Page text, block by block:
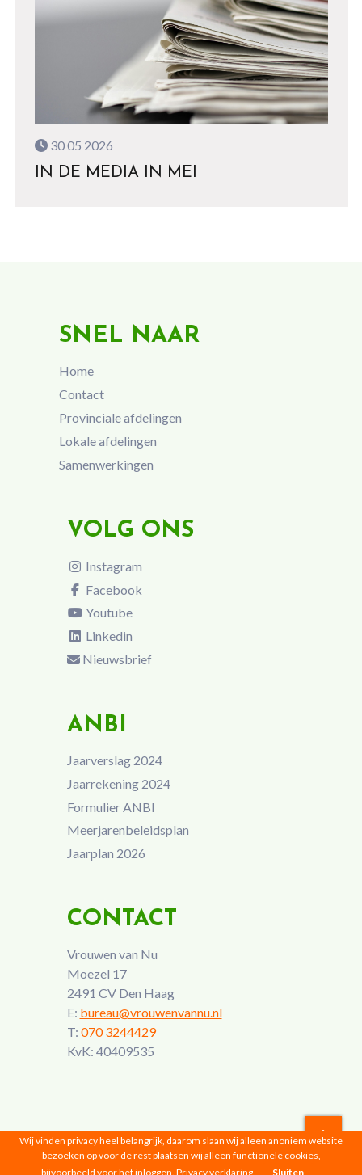
30 05 2026
IN DE MEDIA IN MEI
SNEL NAAR
Home
Contact
Provinciale afdelingen
Lokale afdelingen
Samenwerkingen
VOLG ONS
Instagram
Facebook
Youtube
Linkedin
Nieuwsbrief
ANBI
Jaarverslag 2024
Jaarrekening 2024
Formulier ANBI
Meerjarenbeleidsplan
Jaarplan 2026
CONTACT
Vrouwen van Nu
Moezel 17
2491 CV Den Haag
E: bureau@vrouwenvannu.nl
T: 070 3244429
KvK: 40409535
Vrouwen van Nu © 2026 |Privacyverklaring
Wij vinden privacy heel belangrijk, daarom slaan wij alleen anoniem website
bezoeken op voor de rest plaatsen wij alleen functionele cookies,
bijvoorbeeld voor het inloggen. Privacy verklaring Sluiten